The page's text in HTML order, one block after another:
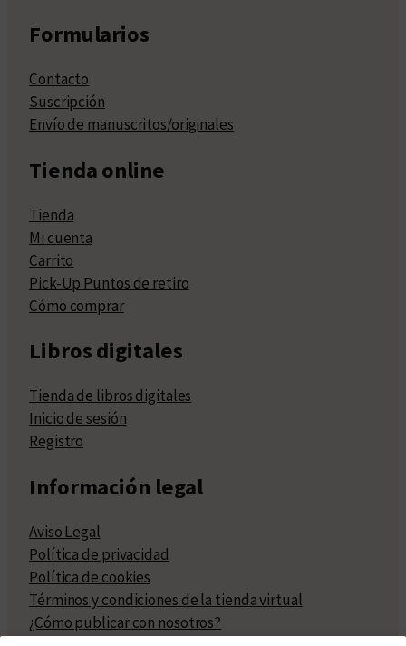
Formularios
Contacto
Suscripción
Envío de manuscritos/originales
Tienda online
Tienda
Mi cuenta
Carrito
Pick-Up Puntos de retiro
Cómo comprar
Libros digitales
Tienda de libros digitales
Inicio de sesión
Registro
Información legal
Aviso Legal
Política de privacidad
Política de cookies
Términos y condiciones de la tienda virtual
¿Cómo publicar con nosotros?